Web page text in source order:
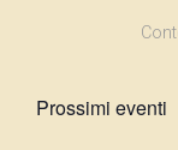
Prossimi eventi